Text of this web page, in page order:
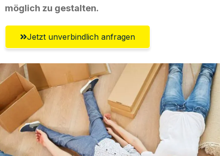
möglich zu gestalten.
Jetzt unverbindlich anfragen